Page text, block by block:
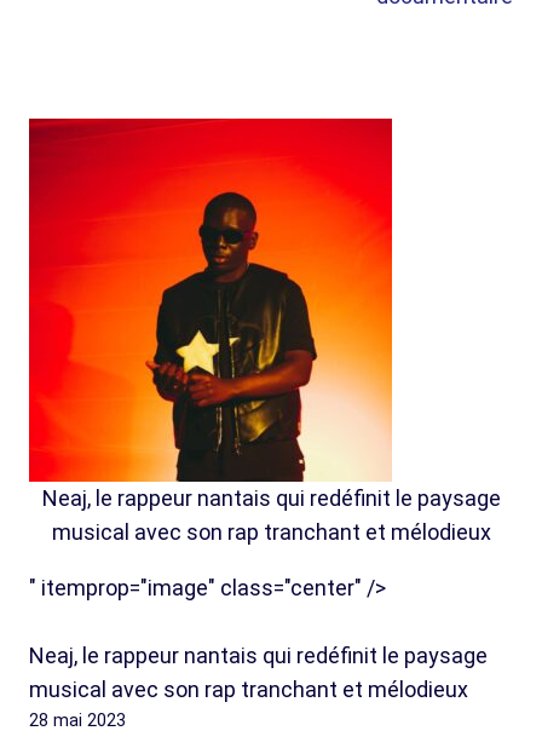
Neaj, le rappeur nantais qui redéfinit le paysage
musical avec son rap tranchant et mélodieux
" itemprop="image" class="center" />
Neaj, le rappeur nantais qui redéfinit le paysage
musical avec son rap tranchant et mélodieux
28 mai 2023